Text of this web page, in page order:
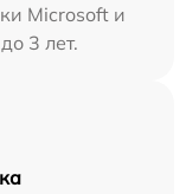
Microsoft и
3 лет.